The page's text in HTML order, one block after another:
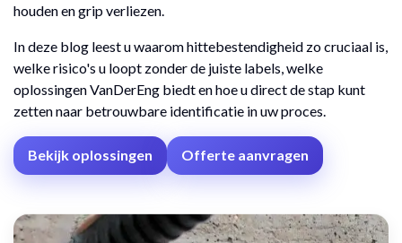
houden en grip verliezen.
In deze blog leest u waarom hittebestendigheid zo cruciaal is,
welke risico's u loopt zonder de juiste labels, welke
oplossingen VanDerEng biedt en hoe u direct de stap kunt
zetten naar betrouwbare identificatie in uw proces.
Bekijk oplossingen Offerte aanvragen